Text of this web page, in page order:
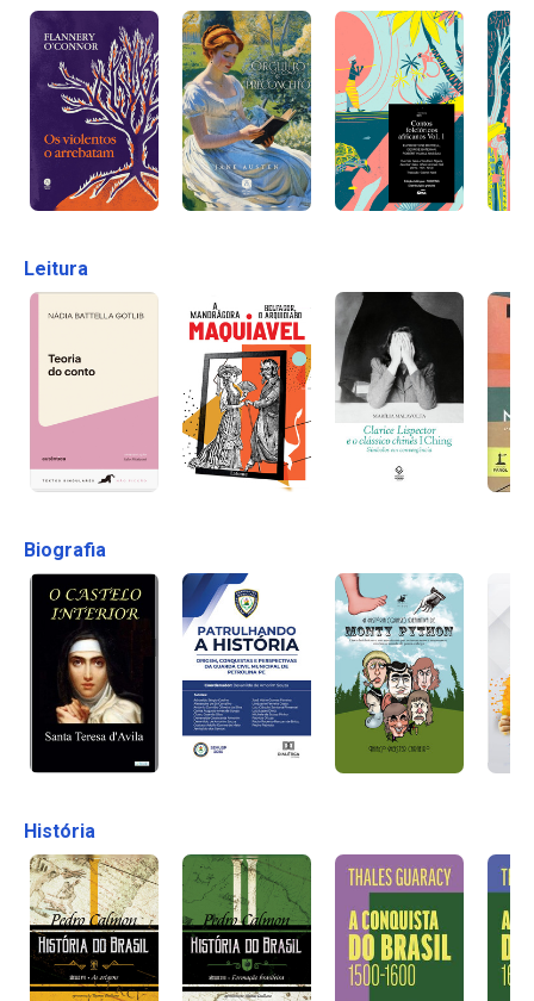
Leitura
Biografia
História